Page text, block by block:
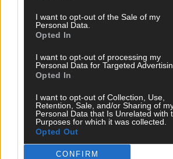
I want to opt-out of the Sale of my
Personal Data.
Opted In
I want to opt-out of processing my
Personal Data for Targeted
Opted In
I want to opt-out of Collection, Use,
Retention, Sale, and/or Sharing of
Personal Data that Is Unrelated with
Purposes for which it was collected.
Opted Out
CONFIRM
TOP STORIES
Monaco, Sallys Café,
Europa-Park 2026 macht vieles
Juni 2026
KOMMENTAR